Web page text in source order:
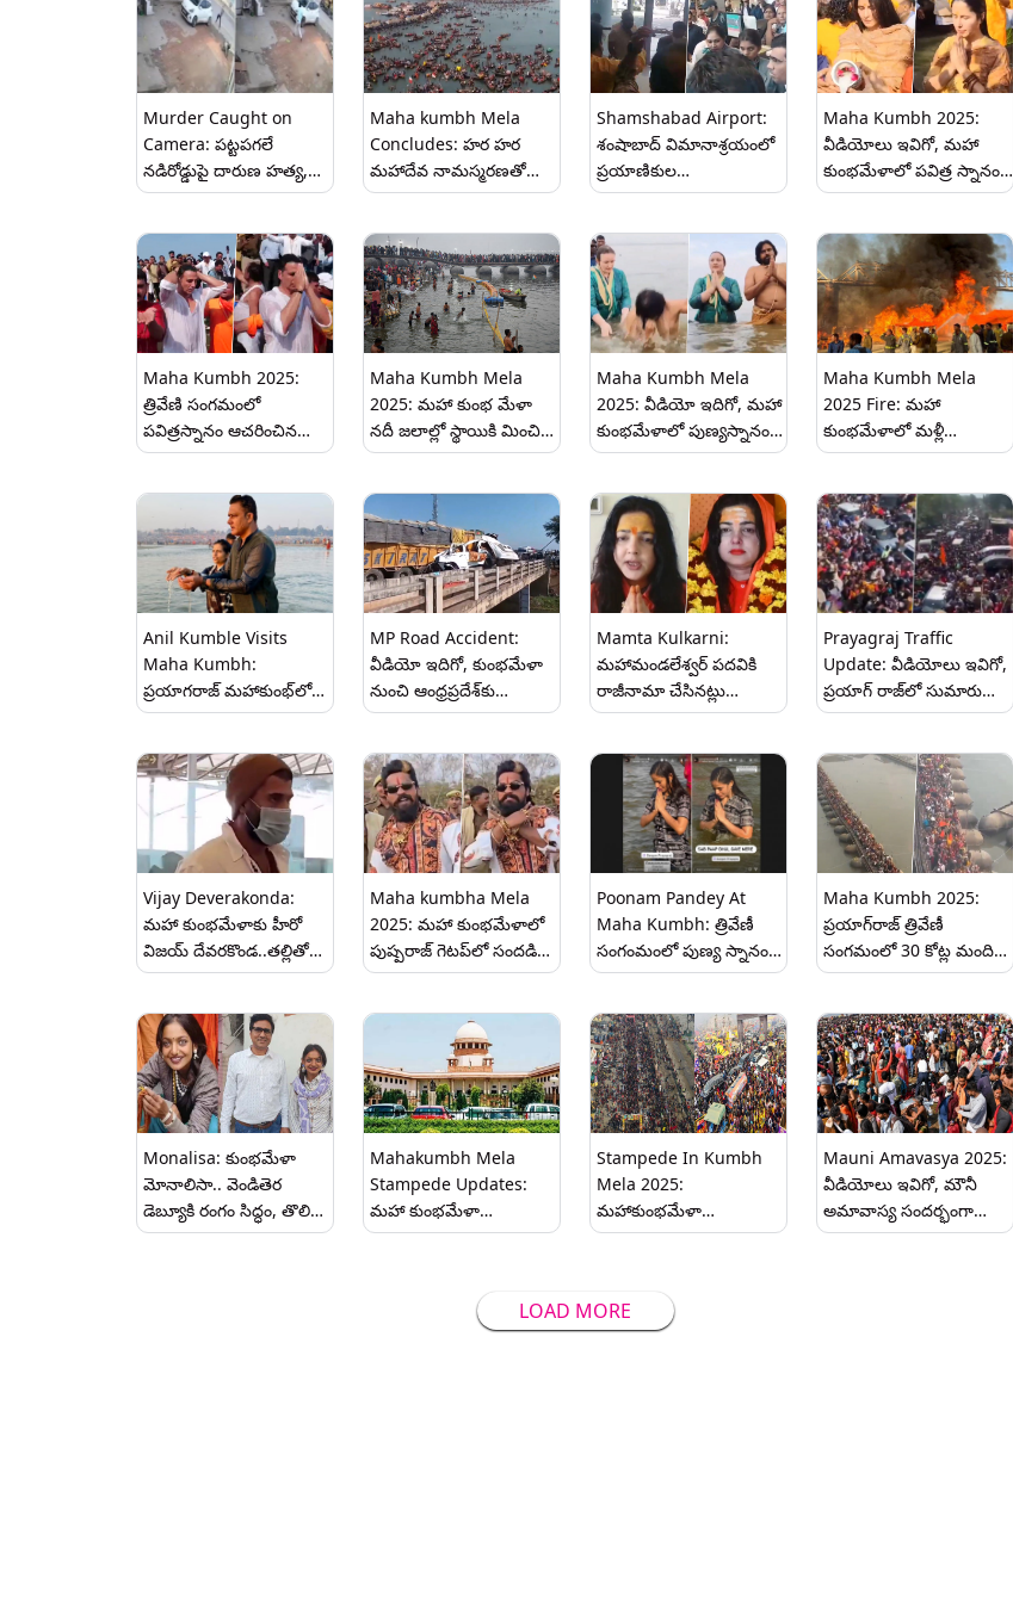
Murder Caught on
Camera: పట్టపగలే
నడిరోడ్డుపై దారుణ హత్య,
డ్రైవర్ ని ఇటుకలతో కొట్టి
వీడియో సోషల్ మీడియాలో
వైరల్
Maha kumbh Mela
Concludes: హర హర
మహాదేవ నామస్మరణతో
ముగిసిన కుంభమేళా,
పైగా భక్తులు పవిత్రస్నానాలు,
మొత్తం 65 కోట్ల మందికి పైగా
భక్తులు పుణ్యస్నానాలు
Shamshabad Airport:
శంషాబాద్ విమానాశ్రయంలో
ప్రయాణికుల
ఆందోళన..ప్రయాగ్‌రాజ్ వెళ్లే
ఆలస్యం, తీవ్ర ఆగ్రహం
Maha Kumbh 2025:
వీడియోలు ఇవిగో, మహా
కుంభమేళాలో పవిత్ర స్నానం
ఆచరించిన కత్రినా కైఫ్, సీఈసీ
Maha Kumbh 2025:
త్రివేణి సంగమంలో
పవిత్రస్నానం ఆచరించిన
బాలీవుడ్ నటుడు అక్షయ్
Maha Kumbh Mela
2025: మహా కుంభ మేళా
నదీ జలాల్లో స్థాయికి మించి
మానవ, జంతు మల
బ్యాక్టీరియా, స్నానాలకు
కావాల్సిన ప్రమాణాలు లేవని
NGTకి నివేదిక ఇచ్చిన CPCB
Maha Kumbh Mela
2025: వీడియో ఇదిగో, మహా
కుంభమేళాలో పుణ్యస్నానం
చేసిన డిప్యూటీ సీఎం పవన్
సంగమంలో పుణ్యస్నానం
ఆచరించిన మాజీ
ఉపరాష్ట్రపతి
వెంకయ్యనాయుడు కుటుంబం
Maha Kumbh Mela
2025 Fire: మహా
కుంభమేళాలో మళ్లీ
అగ్నిప్రమాదం,
ఏడోసారి, సెక్టార్ 18, 19
మధ్య ఉన్న అనేక మండపాల్లో
మంటలు
Anil Kumble Visits
Maha Kumbh:
ప్రయాగరాజ్ మ‌హాకుంభ్‌లో
పుణ్య స్నానం చేసిన క్రికెట‌ర్
భక్తులతో కిక్కిరిసిపోయిన
త్రివేణి సంగమం
MP Road Accident:
వీడియో ఇదిగో, కుంభమేళా
నుంచి ఆంధ్రప్రదేశ్‌‌కు
తిరిగివస్తుండగా ఘోర రోడ్డు
అక్కడికక్కడే మృతి,
పలువురికి తీవ్రగాయాలు
Mamta Kulkarni:
మహామండలేశ్వర్ పదవికి
రాజీనామా చేసినట్లు
ప్రకటించిన మమతా కులకర్ణి,
వెల్లడి, వీడియో ఇదిగో..
Prayagraj Traffic
Update: వీడియోలు ఇవిగో,
ప్రయాగ్ రాజ్‌లో సుమారు
300 కిలోమీటర్ల మేర
ఆకలిదప్పులతో ఆవేదన
వ్యక్తం చేస్తున్న భక్తులు
Vijay Deverakonda:
మహా కుంభమేళాకు హీరో
విజయ్ దేవరకొండ..తల్లితో
కలిసి కుంభమేళాకు విజయ్,
Maha kumbha Mela
2025: మహా కుంభమేళాలో
పుష్పరాజ్ గెటప్‌లో సందడి
చేసిన అభిమాని.. తగ్గేదేలే
దించేశాడు, సెల్ఫీలు
దిగేందుకు ఎగబడ్డ జనం,
వీడియో ఇదిగో గెటప్‌తో కూడా
'తగ్గేదేలే'..!
Poonam Pandey At
Maha Kumbh: త్రివేణీ
సంగంమంలో పుణ్య స్నానంతో
నా పాపాలన్నీ
కుంభమేళాలో హీరోయిన్
పూనమ్ పాండే వీడియో
ఇదిగో..
Maha Kumbh 2025:
ప్రయాగ్‌రాజ్ త్రివేణీ
సంగమంలో 30 కోట్ల మంది
పుణ్యస్నానాలు, ఫిబ్రవరి 26
మహా కుంభమేళా, వీడియో
ఇదిగో..
Monalisa: కుంభమేళా
మోనాలిసా.. వెండితెర
డెబ్యూకి రంగం సిద్ధం, తొలి
సినిమాకు సంతకం చేసిన
Mahakumbh Mela
Stampede Updates:
మహా కుంభమేళా
తొక్కిసలాట మరణాలు..
చర్యలు తీసుకోవాలని
Stampede In Kumbh
Mela 2025:
మహాకుంభమేళా
తొక్కిసలాట.. 20కిమీల మేర
నిలిపివేసిన అధికారులు,
Mauni Amavasya 2025:
వీడియోలు ఇవిగో, మౌనీ
అమావాస్య సందర్భంగా
కుంభమేళాకు పోటెత్తిన
LOAD MORE